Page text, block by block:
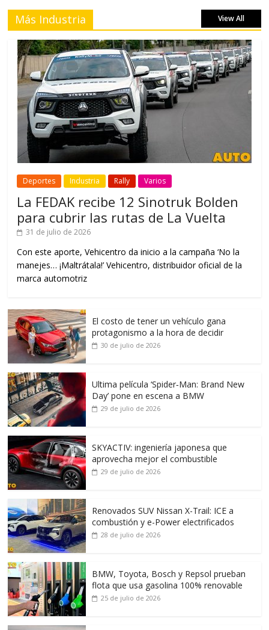
Más Industria View All
Deportes Industria Rally Varios
La FEDAK recibe 12 Sinotruk Bolden
para cubrir las rutas de La Vuelta
31 de julio de 2026
Con este aporte, Vehicentro da inicio a la campaña ‘No la
manejes… ¡Maltrátala!’ Vehicentro, distribuidor oficial de la
marca automotriz
El costo de tener un vehículo gana
protagonismo a la hora de decidir
30 de julio de 2026
Ultima película ‘Spider‑Man: Brand New
Day’ pone en escena a BMW
29 de julio de 2026
SKYACTIV: ingeniería japonesa que
aprovecha mejor el combustible
29 de julio de 2026
Renovados SUV Nissan X-Trail: ICE a
combustión y e-Power electrificados
28 de julio de 2026
BMW, Toyota, Bosch y Repsol prueban
flota que usa gasolina 100% renovable
25 de julio de 2026